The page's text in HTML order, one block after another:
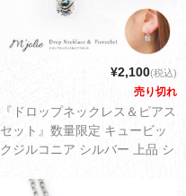
¥2,100(税込)
売り切れ
『ドロップネックレス＆ピアス
セット』数量限定 キュービッ
クジルコニア シルバー 上品 シ
ント ギフト レディース アクセ